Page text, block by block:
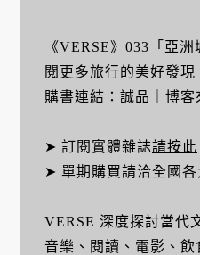
《VERSE》033「亞
閱更多旅行的美好發現
購書連結： 誠品 博客
➤ 訂閱實體雜誌請按此
➤ 單期購買請洽全國
VERSE 深度探討當代
音樂、閱讀、電影、